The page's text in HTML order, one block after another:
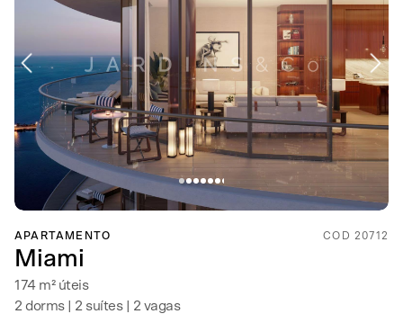
APARTAMENTO COD 20712
Miami
174 m² úteis
2 dorms | 2 suítes | 2 vagas